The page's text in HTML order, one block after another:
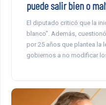
puede salir bien o
El diputado criticó que la
blanco”. Además,
por 25 años que plantea la
gobiernos a no modificar